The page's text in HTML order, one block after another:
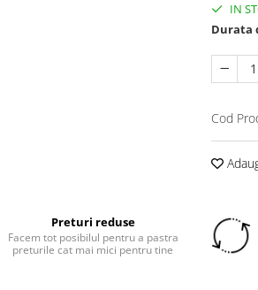
IN
Durata
Cod
Preturi reduse
Facem tot posibilul pentru a pastra
preturile cat mai mici pentru tine